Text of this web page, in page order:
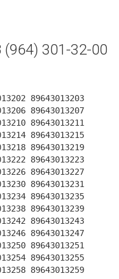
301-32-00
89643013203
89643013207
89643013211
89643013215
89643013219
89643013223
89643013227
89643013231
89643013235
89643013239
89643013243
89643013247
89643013251
89643013255
89643013259